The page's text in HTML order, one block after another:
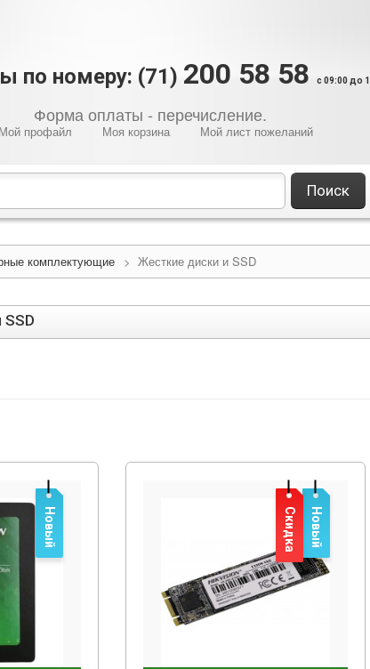
по номеру: (71) 200 58 58 c 09:00 до
Форма оплаты - перечисление.
Мой профайл Моя корзина Мой лист пожеланий
Поиск
комплектующие > Жесткие диски и SSD
Новый Новый
Скидка